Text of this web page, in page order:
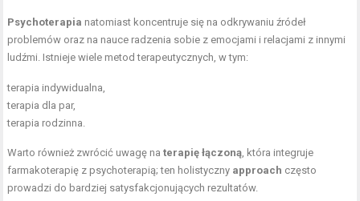
Psychoterapia natomiast koncentruje się na odkrywaniu źródeł
problemów oraz na nauce radzenia sobie z emocjami i relacjami z innymi
ludźmi. Istnieje wiele metod terapeutycznych, w tym:
terapia indywidualna,
terapia dla par,
terapia rodzinna.
Warto również zwrócić uwagę naterapię łączoną, która integruje
farmakoterapię z psychoterapią; ten holistyczny approach często
prowadzi do bardziej satysfakcjonujących rezultatów.